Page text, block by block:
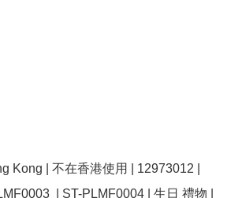
Kong | 不在香港使用 | 12973012 |
| ST-PLMF0004 | 生日 禮物 |